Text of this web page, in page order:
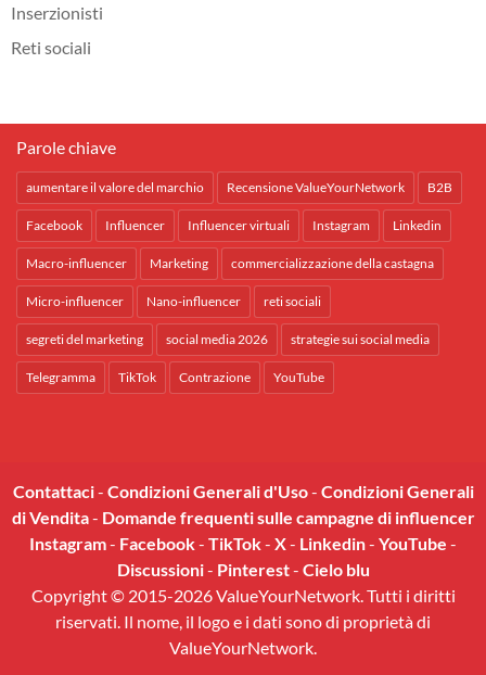
Inserzionisti
Reti sociali
Parole chiave
aumentare il valore del marchio Recensione ValueYourNetwork B2B
Facebook Influencer Influencer virtuali Instagram Linkedin
Macro-influencer Marketing commercializzazione della castagna
Micro-influencer Nano-influencer reti sociali
segreti del marketing social media 2026 strategie sui social media
Telegramma TikTok Contrazione YouTube
Contattaci- Condizioni Generali d'Uso- Condizioni Generali
di Vendita- Domande frequenti sulle campagne di influencer
Instagram- Facebook- TikTok- X- Linkedin- YouTube -
Discussioni- Pinterest- Cielo blu
Copyright © 2015-2026 ValueYourNetwork. Tutti i diritti
riservati. Il nome, il logo e i dati sono di proprietà di
ValueYourNetwork.